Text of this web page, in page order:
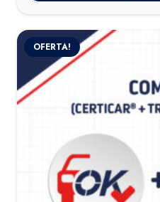
OFERTA!